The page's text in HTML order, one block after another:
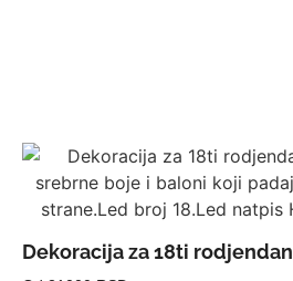
Dekoracija za 18ti rodjendan